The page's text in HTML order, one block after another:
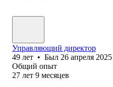
Управляющий директор
49 лет • Был 26 апреля 2025
Общий опыт
27 лет 9 месяцев